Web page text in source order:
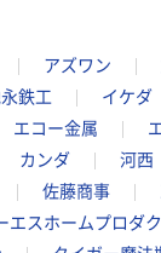
アズワン
鉄工 イケダ
エコー金属
カンダ 河西
佐藤商事
エスホームプロダ